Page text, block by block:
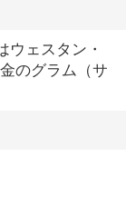
ウェスタン・
のグラム（サ